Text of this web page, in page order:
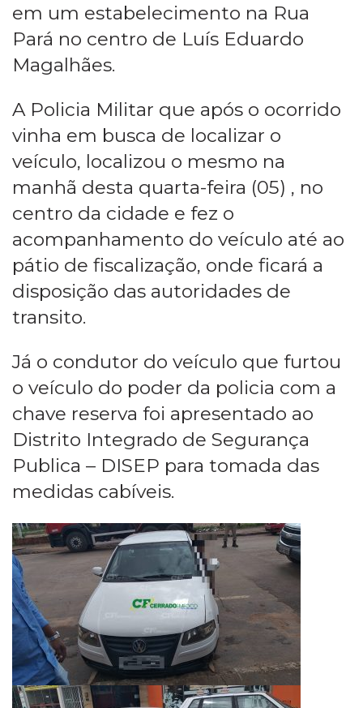
em um estabelecimento na Rua
Pará no centro de Luís Eduardo
Magalhães.
A Policia Militar que após o ocorrido
vinha em busca de localizar o
veículo, localizou o mesmo na
manhã desta quarta-feira (05) , no
centro da cidade e fez o
acompanhamento do veículo até ao
pátio de fiscalização, onde ficará a
disposição das autoridades de
transito.
Já o condutor do veículo que furtou
o veículo do poder da policia com a
chave reserva foi apresentado ao
Distrito Integrado de Segurança
Publica – DISEP para tomada das
medidas cabíveis.